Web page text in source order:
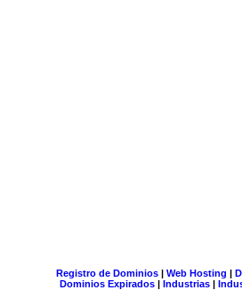
Registro de Dominios| Web Hosting |
Dominios Expirados | Industrias |